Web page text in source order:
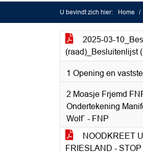
U bevindt zich hier: Home
2025-03-
(raad)_Besluitenlijst
1 Opening en
2 Moasje Frjemd
Ondertekening
Wolf` - FNP
NOODKREET
FRIESLAND - STOP